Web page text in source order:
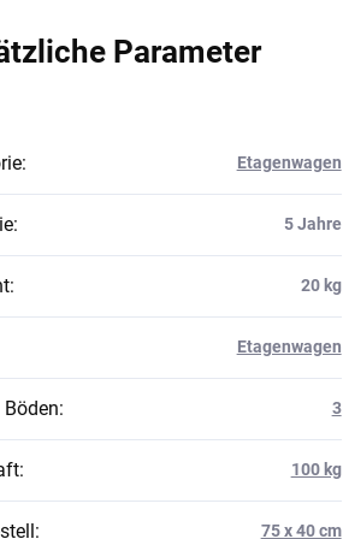
Parameter
: Etagenwagen
: 5 Jahre
: 20 kg
Etagenwagen
: 3
: 100 kg
: 75 x 40 cm